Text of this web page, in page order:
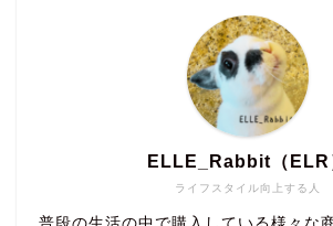
ライフスタイル向上する人
ELLE_Rabbit（ELR